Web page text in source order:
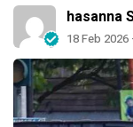
hasanna
18 Feb 2026